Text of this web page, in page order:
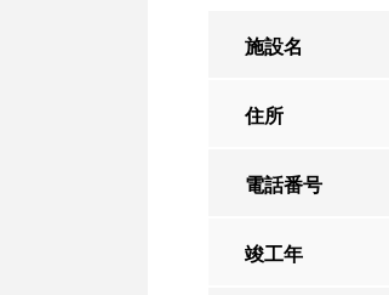
施設名
住所
電話番号
竣工年